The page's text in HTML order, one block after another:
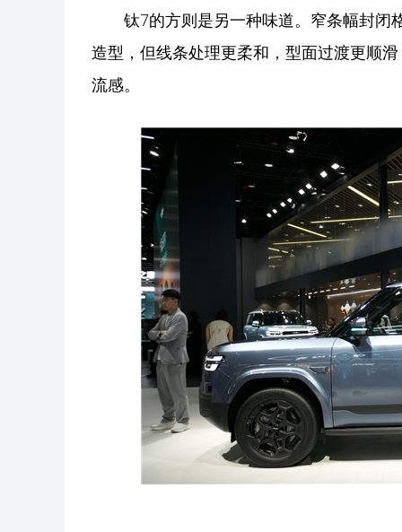
钛7的方则是另一种味道。窄条幅封
造型，但线条处理更柔和，型面过渡更顺
流感。